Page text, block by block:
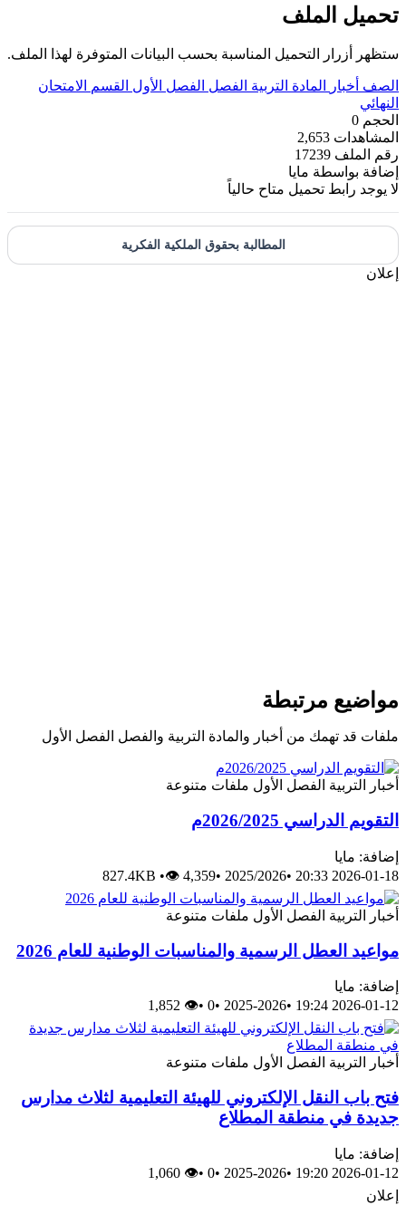
تحميل الملف
ستظهر أزرار التحميل المناسبة بحسب البيانات المتوفرة لهذا الملف.
الصف أخبار المادة التربية الفصل الفصل الأول القسم
الامتحان
النهائي
الحجم 0
المشاهدات 2,653
رقم الملف 17239
إضافة بواسطة مايا
لا يوجد رابط تحميل متاح حالياً
المطالبة بحقوق الملكية الفكرية
إعلان
مواضيع مرتبطة
ملفات قد تهمك من أخبار والمادة التربية والفصل الفصل الأول
أخبار التربية الفصل الأول ملفات متنوعة
التقويم الدراسي 2026/2025م
إضافة: مايا
2026-01-18 20:33
•
2025/2026
•
827.4KB •👁 4,359
أخبار التربية الفصل الأول ملفات متنوعة
مواعيد العطل الرسمية والمناسبات الوطنية للعام 2026
إضافة: مايا
2026-01-12 19:24
•
2025-2026
•
0
•
👁 1,852
أخبار التربية الفصل الأول ملفات متنوعة
فتح باب النقل الإلكتروني للهيئة التعليمية لثلاث مدارس
جديدة في منطقة المطلاع
إضافة: مايا
2026-01-12 19:20
•
2025-2026
•
0
•
👁 1,060
إعلان